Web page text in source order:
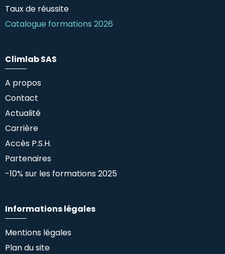
Taux de réussite
Catalogue formations 2026
Climlab SAS
A propos
Contact
Actualité
Carrière
Accès P.S.H.
Partenaires
-10% sur les formations 2025
Informations légales
Mentions légales
Plan du site